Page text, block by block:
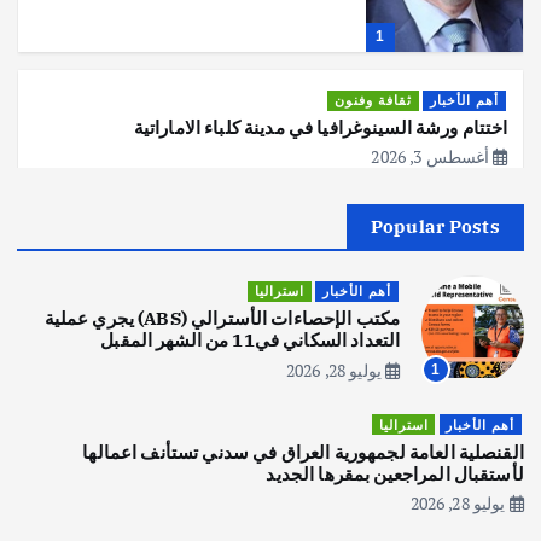
1
أهم الأخبار ثقافة وفنون
اختتام ورشة السينوغرافيا في مدينة كلباء الاماراتية
أغسطس 3, 2026
2
اصبح بطلاً لأستراليا بلعبة كمال الاجسام
يوليو 30, 2026
3
يوليو 30, 2026
Popular Posts
1
أهم الأخبار استراليا
مكتب الإحصاءات الأسترالي (ABS) يجري عملية
التعداد السكاني في11 من الشهر المقبل
يوليو 28, 2026
أهم الأخبار استراليا
القنصلية العامة لجمهورية العراق في سدني تستأنف اعمالها
لأستقبال المراجعين بمقرها الجديد
يوليو 28, 2026